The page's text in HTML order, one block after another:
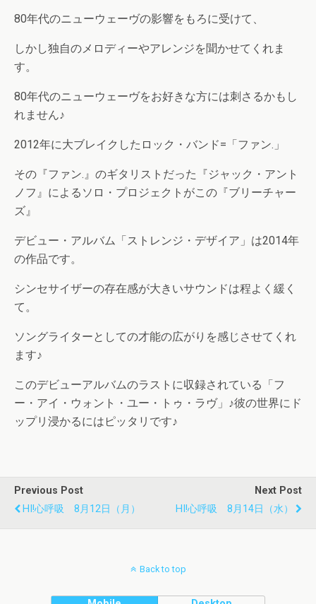
80年代のニューウェーヴの影響をもろに受けて、
しかし独自のメロディーやアレンジを聞かせてくれま
す。
80年代のニューウェーヴをお好きな方には刺さるかもし
れません♪
2012年に大ブレイクしたロック・バンド=「ファン.」
その『ファン.』のギタリストだった『ジャック・アント
ノフ』によるソロ・プロジェクトがこの『ブリーチャー
ズ』
デビュー・アルバム「ストレンジ・デザイア」は2014年
の作品です。
シンセサイザーの存在感が大きいサウンドは程よく緩く
て。
ソングライターとしての才能の広がりを感じさせてくれ
ます♪
このデビューアルバムのラストに収録されている「フ
ー・アイ・ウォント・ユー・トゥ・ラヴ」♪彼の世界にド
ップリ浸かるにはピッタリです♪
Previous Post
HI!心呼吸 8月12日（月）
Next Post
HI!心呼吸 8月14日（水）
Back to top